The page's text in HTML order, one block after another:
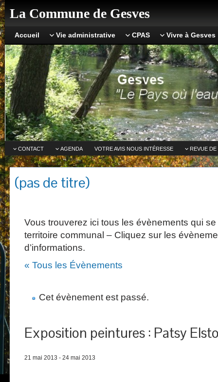
La Commune de Gesves
Accueil Vie administrative CPAS Vivre à Gesves
CONTACT AGENDA VOTRE AVIS NOUS INTÉRESSE REVUE DE
(pas de titre)
Vous trouverez ici tous les évènements qui
territoire communal – Cliquez sur les
d’informations.
« Tous les Évènements
Cet évènement est passé.
Exposition peintures : Patsy
21 mai 2013 - 24 mai 2013